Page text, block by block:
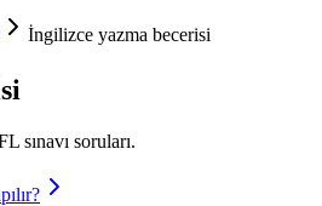
İngilizce yazma becerisi
sınavı soruları.